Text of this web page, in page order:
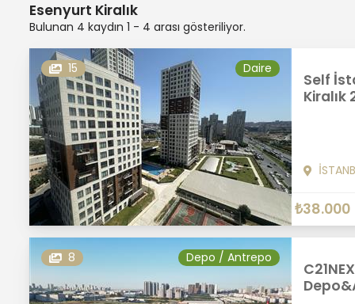
Esenyurt Kiralık
Bulunan 4 kaydın 1 - 4 arası gösteriliyor.
15 Daire
Self
Kiralık
₺38.000
8 Depo / Antrepo